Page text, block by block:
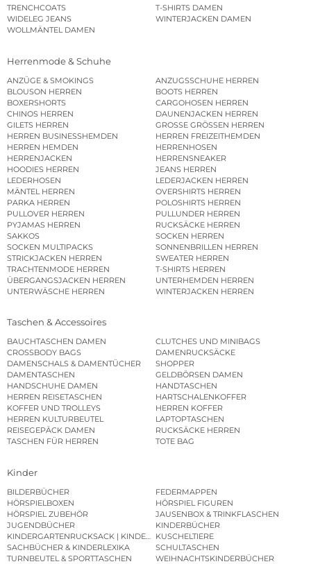
TRENCHCOATS
T-SHIRTS DAMEN
WIDELEG JEANS
WINTERJACKEN DAMEN
WOLLMÄNTEL DAMEN
Herrenmode & Schuhe
ANZÜGE & SMOKINGS
ANZUGSSCHUHE HERREN
BLOUSON HERREN
BOOTS HERREN
BOXERSHORTS
CARGOHOSEN HERREN
CHINOS HERREN
DAUNENJACKEN HERREN
GILETS HERREN
GROSSE GRÖSSEN HERREN
HERREN BUSINESSHEMDEN
HERREN FREIZEITHEMDEN
HERREN HEMDEN
HERRENHOSEN
HERRENJACKEN
HERRENSNEAKER
HOODIES HERREN
JEANS HERREN
LEDERHOSEN
LEDERJACKEN HERREN
MÄNTEL HERREN
OVERSHIRTS HERREN
PARKA HERREN
POLOSHIRTS HERREN
PULLOVER HERREN
PULLUNDER HERREN
PYJAMAS HERREN
RUCKSÄCKE HERREN
SAKKOS
SOCKEN HERREN
SOCKEN MULTIPACKS
SONNENBRILLEN HERREN
STRICKJACKEN HERREN
SWEATER HERREN
TRACHTENMODE HERREN
T-SHIRTS HERREN
ÜBERGANGSJACKEN HERREN
UNTERHEMDEN HERREN
UNTERWÄSCHE HERREN
WINTERJACKEN HERREN
Taschen & Accessoires
BAUCHTASCHEN DAMEN
CLUTCHES UND MINIBAGS
CROSSBODY BAGS
DAMENRUCKSÄCKE
DAMENSCHALS & DAMENTÜCHER
SHOPPER
DAMENTASCHEN
GELDBÖRSEN DAMEN
HANDSCHUHE DAMEN
HANDTASCHEN
HERREN REISETASCHEN
HARTSCHALENKOFFER
KOFFER UND TROLLEYS
HERREN KOFFER
HERREN KULTURBEUTEL
LAPTOPTASCHEN
REISEGEPÄCK DAMEN
RUCKSÄCKE HERREN
TASCHEN FÜR HERREN
TOTE BAG
Kinder
BILDERBÜCHER
FEDERMAPPEN
HÖRSPIELBOXEN
HÖRSPIEL FIGUREN
HÖRSPIEL ZUBEHÖR
JAUSENBOX & TRINKFLASCHEN
JUGENDBÜCHER
KINDERBÜCHER
KINDERGARTENRUCKSACK | KINDERGARTENBEUTEL
KUSCHELTIERE
SACHBÜCHER & KINDERLEXIKA
SCHULTASCHEN
TURNBEUTEL & SPORTTASCHEN
WEIHNACHTSKINDERBÜCHER